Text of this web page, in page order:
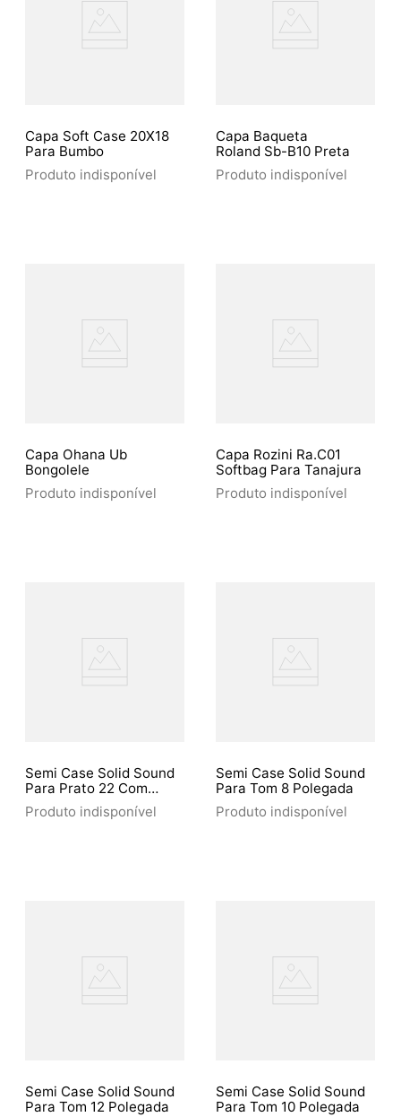
Capa Soft Case 20X18
Para Bumbo
Produto indisponível
Capa Baqueta
Roland Sb-B10 Preta
Produto indisponível
Capa Ohana Ub
Bongolele
Produto indisponível
Capa Rozini Ra.C01
Softbag Para Tanajura
Produto indisponível
Semi Case Solid Sound
Para Prato 22 Com
Rodas
Produto indisponível
Semi Case Solid Sound
Para Tom 8 Polegada
Produto indisponível
Semi Case Solid Sound
Para Tom 12 Polegada
Semi Case Solid Sound
Para Tom 10 Polegada